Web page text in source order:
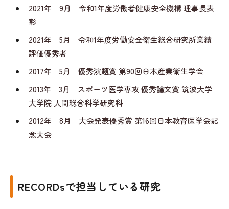
2021年 9月 令和1年度労働者健康安全機構 理事長表
彰
2021年 5月 令和1年度労働安全衛生総合研究所業績
評価優秀者
2017年 5月 優秀演題賞 第90回日本産業衛生学会
2013年 3月 スポーツ医学専攻 優秀論文賞 筑波大学
大学院 人間総合科学研究科
2012年 8月 大会発表優秀賞 第16回日本教育医学会記
念大会
RECORDsで担当している研究